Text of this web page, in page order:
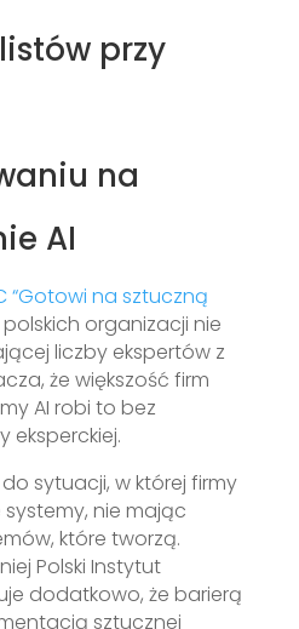
przy
na
AI
“Gotowi na sztuczną
polskich organizacji nie
liczby ekspertów z
że większość firm
AI robi to bez
eksperckiej.
sytuacji, w której firmy
nie mając
które tworzą.
Polski Instytut
dodatkowo, że barierą
sztucznej